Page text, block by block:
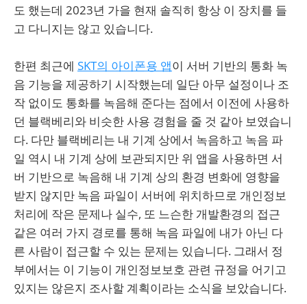
도 했는데 2023년 가을 현재 솔직히 항상 이 장치를 들
고 다니지는 않고 있습니다.
한편 최근에 SKT의 아이폰용 앱이 서버 기반의 통화 녹
음 기능을 제공하기 시작했는데 일단 아무 설정이나 조
작 없이도 통화를 녹음해 준다는 점에서 이전에 사용하
던 블랙베리와 비슷한 사용 경험을 줄 것 같아 보였습니
다. 다만 블랙베리는 내 기계 상에서 녹음하고 녹음 파
일 역시 내 기계 상에 보관되지만 위 앱을 사용하면 서
버 기반으로 녹음해 내 기계 상의 환경 변화에 영향을
받지 않지만 녹음 파일이 서버에 위치하므로 개인정보
처리에 작은 문제나 실수, 또 느슨한 개발환경의 접근
같은 여러 가지 경로를 통해 녹음 파일에 내가 아닌 다
른 사람이 접근할 수 있는 문제는 있습니다. 그래서 정
부에서는 이 기능이 개인정보보호 관련 규정을 어기고
있지는 않은지 조사할 계획이라는 소식을 보았습니다.